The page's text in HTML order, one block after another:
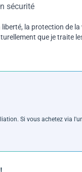
sécurité
la protection de
que je traite
Si vous achetez via